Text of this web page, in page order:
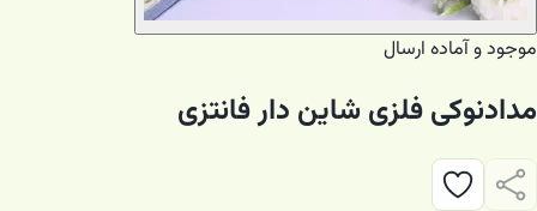
موجود و آماده ارسال
مدادنوکی فلزی شاین دار فانتزی